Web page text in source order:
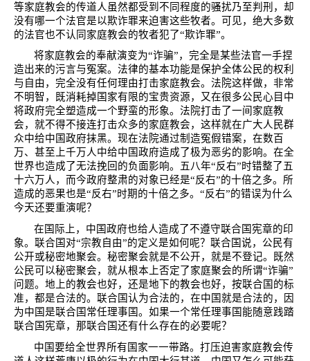
等家庭教会的传道人虽然都受到不同程度的骚扰乃至判刑，却
没有哪一个法官是以欺诈罪来迫害这些牧者。可见，绝大多数
的法官也不认同家庭教会的牧者犯了“欺诈罪”。
将家庭教会的奉献演变为“诈骗”，完全是某些法官一手捏
造出来的污言与冤案。法律的基本功能是保护全体公民的权利
与自由，完全没有任何理由打击家庭教会。法院这样做，非常
不明智，既消耗掉国家有限的宝贵资源，又在很多公民心目中
将政府完全塑造成一个野蛮的形象。法院打击了一间家庭教
会，就不得不接连打击众多的家庭教会，这样就在广大人民群
众中给中国政府抹黑。现在法院通过制造冤假错案，在数百
万、甚至上千万人中给中国政府造成了极为恶劣的影响。在全
世界也造成了无法挽回的负面影响。五八年“反右”时错整了五
十六万人，而今政府整肃的对象已经是“反右”的十倍之多。所
造成的恶果也是“反右”时期的十倍之多。“反右”的错误为什么
今天还要重演呢？
在国际上，中国政府也给人造成了不遵守联合国宪章的印
象。联合国对“宗教自由”的定义是如何呢？联合国说，公民有
公开或秘密地聚会。秘密聚会就是不公开，就是不登记。既然
公民可以秘密聚会，就从根本上否定了家庭聚会的所谓“诈骗”
问题。地上的教会也好，还是地下的教会也好，按联合国的标
准，都是合法的。联合国认为合法的，在中国就是合法的，因
为中国是联合国常任理事国。如果一个常任理事国能随意践踏
联合国宪章，那联合国还有什么存在的必要呢？
中国要给全世界所有国家一一带路。打压迫害家庭教会传